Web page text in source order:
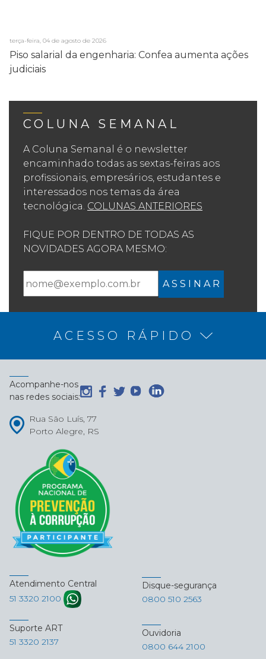
terça-feira, 04 de agosto de 2026
Piso salarial da engenharia: Confea aumenta ações
judiciais
COLUNA SEMANAL
A Coluna Semanal é o newsletter
encaminhado todas as sextas-feiras aos
profissionais, empresários, estudantes e
interessados nos temas da área
tecnológica. COLUNAS ANTERIORES
FIQUE POR DENTRO DE TODAS AS
NOVIDADES AGORA MESMO:
A S S I N A R
ACESSO RÁPIDO
Acompanhe-nos
nas redes sociais:
Rua São Luís, 77
Porto Alegre, RS
Atendimento Central
51 3320 2100
Disque-segurança
0800 510 2563
Suporte ART
51 3320 2137
Ouvidoria
0800 644 2100